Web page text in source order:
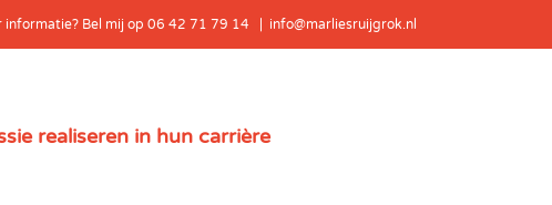
informatie? Bel mij op 06 42 71 79 14 info@marliesruijgrok.nl
realiseren in hun carrière